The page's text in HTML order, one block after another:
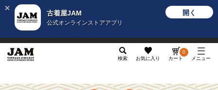
古着屋JAM
公式オンラインストアアプリ
開く
検索 お気に入り カート
0
メニュー